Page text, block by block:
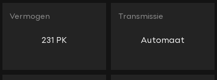
Vermogen
231 PK
Transmissie
Automaat